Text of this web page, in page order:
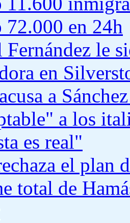
en 24h
Fernández le
en
a
a los
es real"
el plan
total de